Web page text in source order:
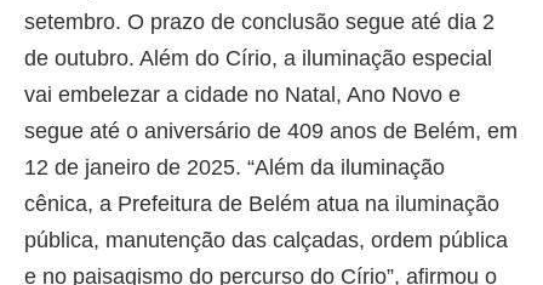
setembro. O prazo de conclusão segue até dia 2
de outubro. Além do Círio, a iluminação especial
vai embelezar a cidade no Natal, Ano Novo e
segue até o aniversário de 409 anos de Belém, em
12 de janeiro de 2025. “Além da iluminação
cênica, a Prefeitura de Belém atua na iluminação
pública, manutenção das calçadas, ordem pública
e no paisagismo do percurso do Círio”, afirmou o